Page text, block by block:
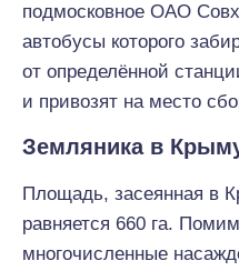
подмосковное ОАО
автобусы которого
от определённой
и привозят на место
Земляника в
Площадь, засеянная в
равняется 660 га.
многочисленные